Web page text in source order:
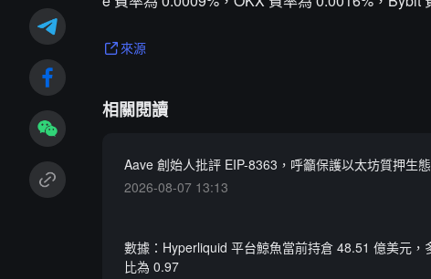
來源
相關閱讀
Aave 創始人批評 EIP-8363，呼籲保護以太坊質押生態
2026-08-07 13:13
數據：Hyperliquid 平台鯨魚當前持倉 48.51 億美元，
比為 0.97